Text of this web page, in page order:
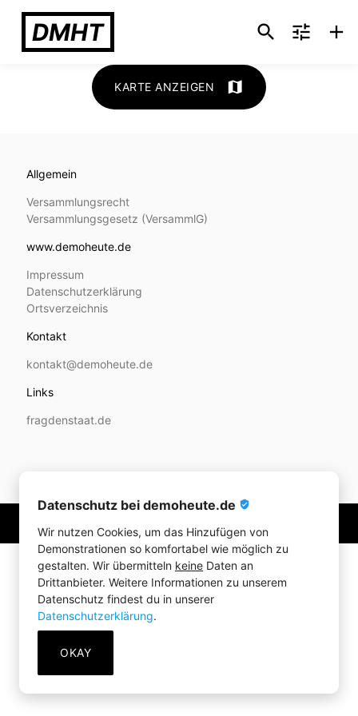
DMHT search tune add
map
KARTE ANZEIGEN
Datenschutz bei demoheute.de verified_user
Wir nutzen Cookies, um das Hinzufügen von
Demonstrationen so komfortabel wie möglich zu
gestalten. Wir übermitteln keine Daten an
Drittanbieter. Weitere Informationen zu unserem
Datenschutz findest du in unserer
Datenschutzerklärung.
OKAY
Allgemein
Versammlungsrecht
Versammlungs­gesetz (VersammlG)
www.demoheute.de
Impressum
Datenschutzerklärung
Ortsverzeichnis
Kontakt
kontakt@demoheute.de
Links
fragdenstaat.de